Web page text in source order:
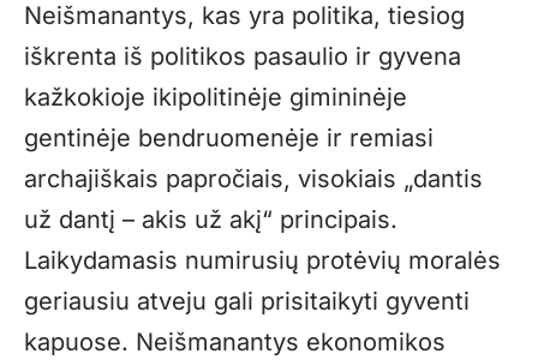
Neišmanantys, kas yra politika, tiesiog
iškrenta iš politikos pasaulio ir gyvena
kažkokioje ikipolitinėje gimininėje
gentinėje bendruomenėje ir remiasi
archajiškais papročiais, visokiais „dantis
už dantį – akis už akį“ principais.
Laikydamasis numirusių protėvių moralės
geriausiu atveju gali prisitaikyti gyventi
kapuose. Neišmanantys ekonomikos